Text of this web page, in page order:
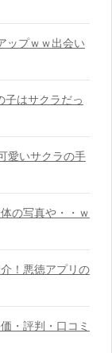
ップｗｗ出会い
子はサクラだっ
愛いサクラの手
の写真や・・ｗ
！悪徳アプリの
・評判・口コミ